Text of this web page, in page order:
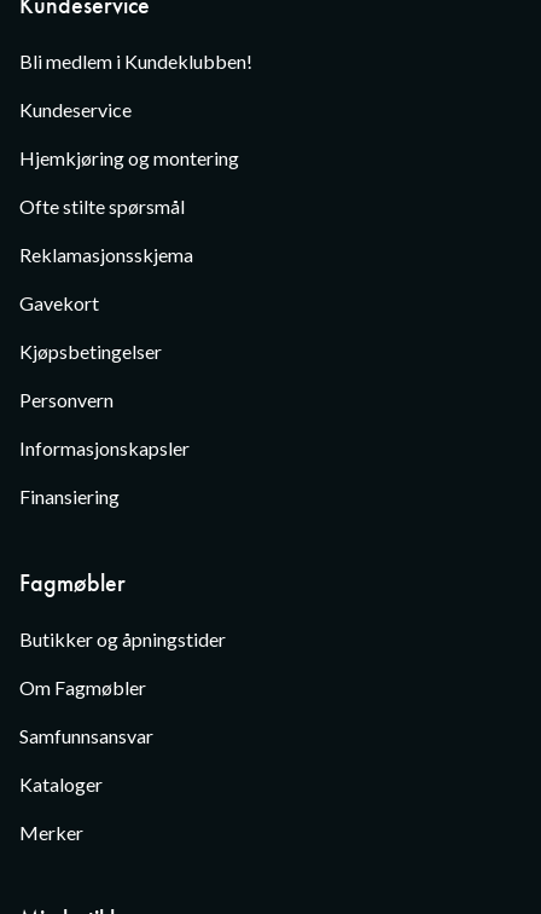
Bli medlem i Kundeklubben!
Kundeservice
Hjemkjøring og montering
Ofte stilte spørsmål
Reklamasjonsskjema
Gavekort
Kjøpsbetingelser
Personvern
Informasjonskapsler
Finansiering
Fagmøbler
Butikker og åpningstider
Om Fagmøbler
Samfunnsansvar
Kataloger
Merker